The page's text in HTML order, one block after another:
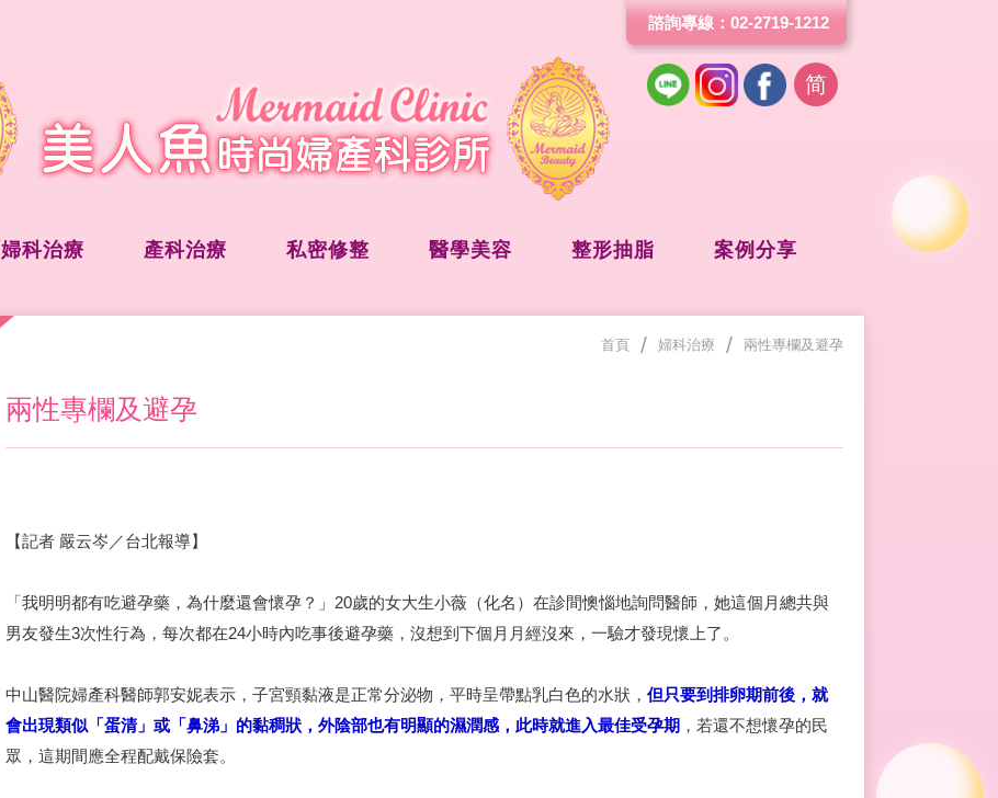
諮詢專線：02-2719-1212
简
婦科治療 產科治療 私密修整 醫學美容 整形抽脂 案例分享
首頁 / 婦科治療 / 兩性專欄及避孕
兩性專欄及避孕
【記者 嚴云岑／台北報導】
「我明明都有吃避孕藥，為什麼還會懷孕？」20歲的女大生小薇（化名）在診間懊惱地詢問醫師，她這個月總共與
男友發生3次性行為，每次都在24小時內吃事後避孕藥，沒想到下個月月經沒來，一驗才發現懷上了。
中山醫院婦產科醫師郭安妮表示，子宮頸黏液是正常分泌物，平時呈帶點乳白色的水狀， 但只要到排卵期前後，就
會出現類似「蛋清」或「鼻涕」的黏稠狀，外陰部也有明顯的濕潤感，此時就進入最佳受孕期 ，若還不想懷孕的民
眾，這期間應全程配戴保險套。